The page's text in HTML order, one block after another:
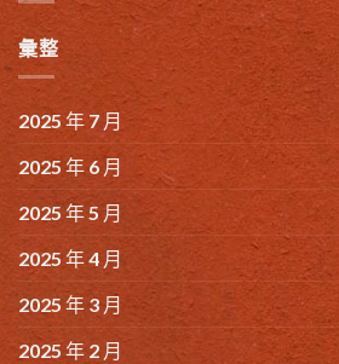
彙整
2025 年 7 月
2025 年 6 月
2025 年 5 月
2025 年 4 月
2025 年 3 月
2025 年 2 月